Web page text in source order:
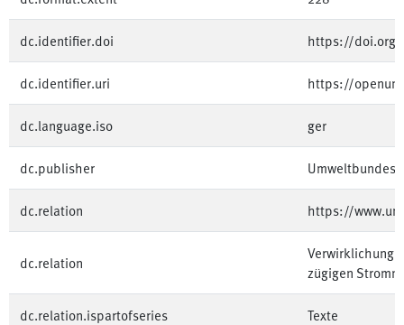
dc.identifier.doi https://doi.org/
dc.identifier.uri https://
dc.language.iso ger
dc.publisher
dc.relation https://
dc.relation
Verwirklichung
zügigen
dc.relation.ispartofseries Texte